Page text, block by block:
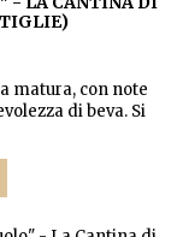
matura, con note
di beva. Si
arrosto e carni